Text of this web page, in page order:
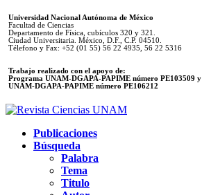
Universidad Nacional Autónoma de México
Facultad de Ciencias
Departamento de Física, cubículos 320 y 321.
Ciudad Universitaria. México, D.F., C.P. 04510.
Télefono y Fax: +52 (01 55) 56 22 4935, 56 22 5316
Trabajo realizado con el apoyo de:
Programa UNAM-DGAPA-PAPIME número PE103509 y
UNAM-DGAPA-PAPIME número PE106212
Publicaciones
Búsqueda
Palabra
Tema
Titulo